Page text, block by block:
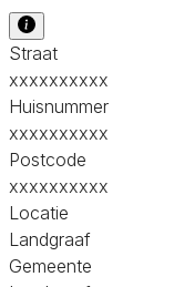
Straat
xxxxxxxxxx
Huisnummer
xxxxxxxxxx
Postcode
xxxxxxxxxx
Locatie
Landgraaf
Gemeente